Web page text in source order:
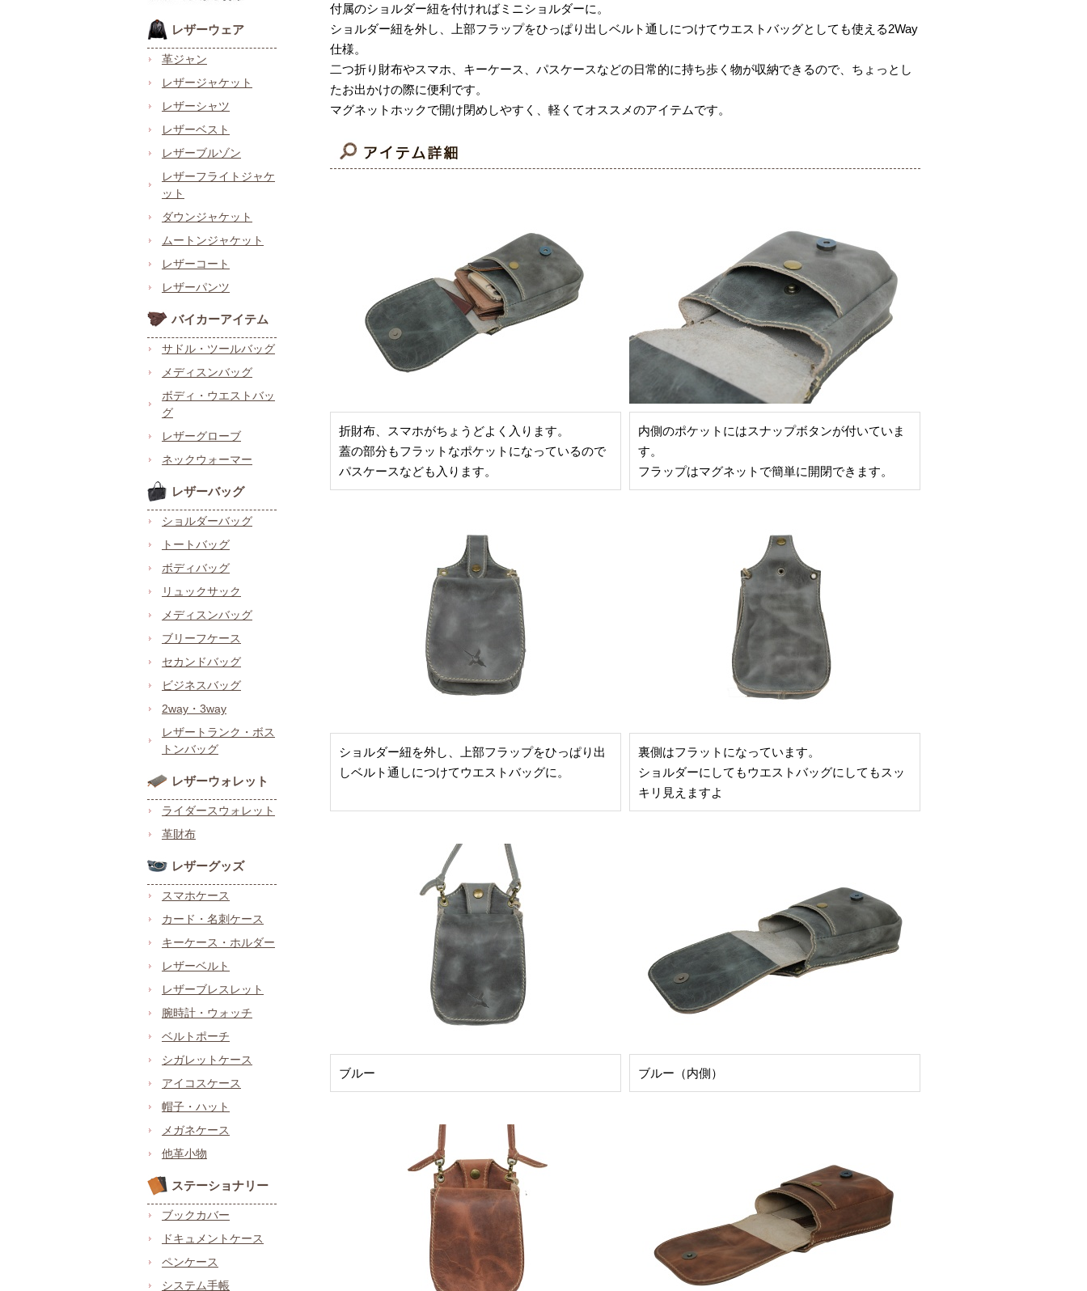
レザーウェア
革ジャン
レザージャケット
レザーシャツ
レザーベスト
レザーブルゾン
レザーフライトジャケ
ット
ダウンジャケット
ムートンジャケット
レザーコート
レザーパンツ
バイカーアイテム
サドル・ツールバッグ
メディスンバッグ
ボディ・ウエストバッ
グ
レザーグローブ
ネックウォーマー
レザーバッグ
ショルダーバッグ
トートバッグ
ボディバッグ
リュックサック
メディスンバッグ
ブリーフケース
セカンドバッグ
ビジネスバッグ
2way・3way
レザートランク・ボス
トンバッグ
レザーウォレット
ライダースウォレット
革財布
レザーグッズ
スマホケース
カード・名刺ケース
キーケース・ホルダー
レザーベルト
レザーブレスレット
腕時計・ウォッチ
ベルトポーチ
シガレットケース
アイコスケース
帽子・ハット
メガネケース
他革小物
ステーショナリー
ブックカバー
ドキュメントケース
ペンケース
システム手帳
付属のショルダー紐を付ければミニショルダーに。
ショルダー紐を外し、上部フラップをひっぱり出しベルト通しにつけてウエストバッグとしても使える2Way
仕様。
二つ折り財布やスマホ、キーケース、パスケースなどの日常的に持ち歩く物が収納できるので、ちょっとし
たお出かけの際に便利です。
マグネットホックで開け閉めしやすく、軽くてオススメのアイテムです。
折財布、スマホがちょうどよく入ります。
蓋の部分もフラットなポケットになっているので
パスケースなども入ります。
内側のポケットにはスナップボタンが付いていま
す。
フラップはマグネットで簡単に開閉できます。
ショルダー紐を外し、上部フラップをひっぱり出
しベルト通しにつけてウエストバッグに。
裏側はフラットになっています。
ショルダーにしてもウエストバッグにしてもスッ
キリ見えますよ
ブルー ブルー（内側）